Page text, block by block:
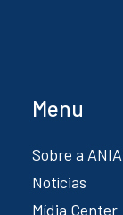
Menu
Sobre a
Notícias
Mídia Center